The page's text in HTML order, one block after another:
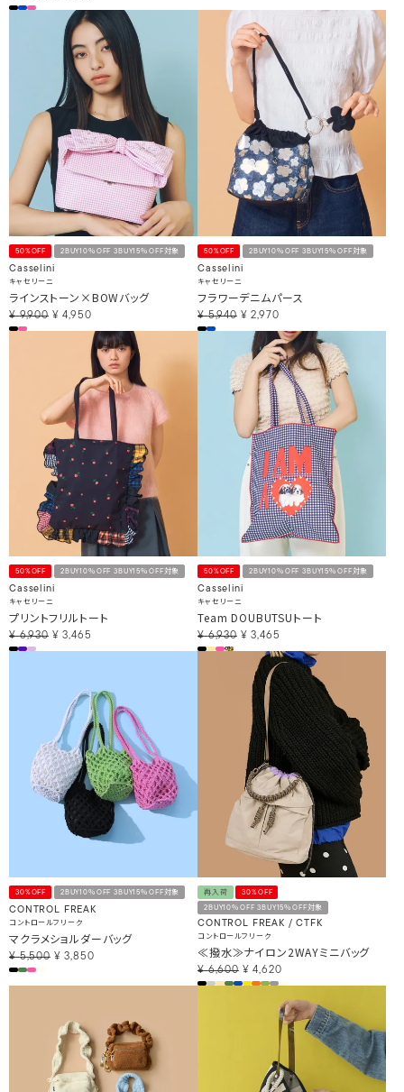
50%OFF 2BUY10％OFF 3BUY15％OFF対象
Casselini
キャセリーニ
ラインストーン×BOWバッグ
¥ 9,900 ¥ 4,950
50%OFF 2BUY10％OFF 3BUY15％OFF対象
Casselini
キャセリーニ
フラワーデニムパース
¥ 5,940 ¥ 2,970
50%OFF 2BUY10％OFF 3BUY15％OFF対象
Casselini
キャセリーニ
プリントフリルトート
¥ 6,930 ¥ 3,465
50%OFF 2BUY10％OFF 3BUY15％OFF対象
Casselini
キャセリーニ
Team DOUBUTSUトート
¥ 6,930 ¥ 3,465
30%OFF 2BUY10％OFF 3BUY15％OFF対象
CONTROL FREAK
コントロールフリーク
マクラメショルダーバッグ
¥ 5,500 ¥ 3,850
再入荷 30%OFF
2BUY10％OFF 3BUY15％OFF対象
CONTROL FREAK / CTFK
コントロールフリーク
≪撥水≫ナイロン2WAYミニバッグ
¥ 6,600 ¥ 4,620